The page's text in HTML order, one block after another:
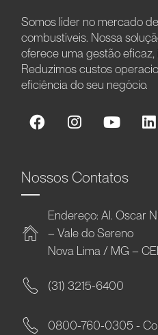
Somos líder no mercado
combustíveis. Nossa
oferece uma gestão eficaz,
Reduzimos custos
eficiência do seu negócio.
Nossos Contatos
Endereço: Al. Oscar
– Vale do Sereno
Nova Lima / MG –
(31) 3215-6400
0800-760-0305 -